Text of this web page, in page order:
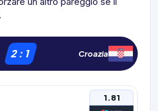
2:1 Croazia
1.81